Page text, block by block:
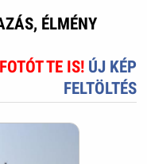
ÉLMÉNY
TE IS! ÚJ KÉP
FELTÖLTÉS